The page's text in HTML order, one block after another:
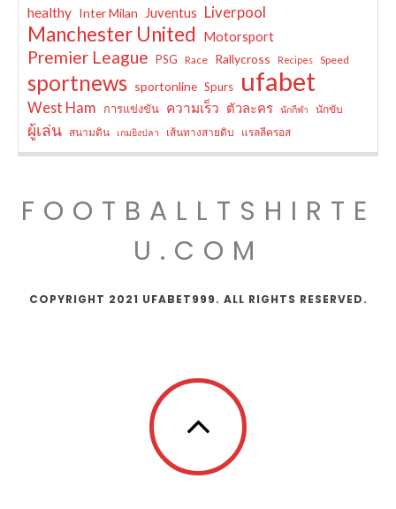
healthy Inter Milan Juventus Liverpool
Manchester United Motorsport
Premier League PSG Race Rallycross Recipes Speed
sportnews sportonline Spurs ufabet
West Ham การแข่งขัน ความเร็ว ตัวละคร นักกีฬา นักขับ
ผู้เล่น สนามดิน เกมยิงปลา เส้นทางสายดิบ แรลลีครอส
FOOTBALLTSHIRTE
U.COM
COPYRIGHT 2021 UFABET999. ALL RIGHTS RESERVED.